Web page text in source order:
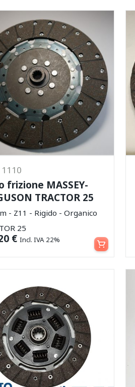
1110
frizione MASSEY-
TRACTOR 25
- Z11 - Rigido - Organico
25
€ Incl. IVA 22% Aggiungi al carrello